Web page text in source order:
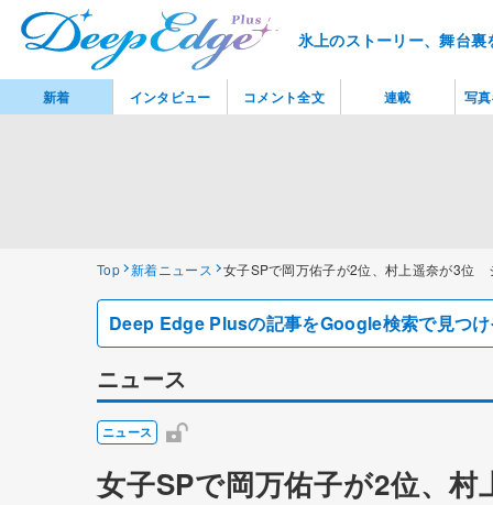
氷上のストーリー、舞台
Top 新着ニュース 女子SPで岡万佑子が2位、村上遥奈が3位
Deep Edge Plusの記事をGoogle検索で見つ
ニュース
ニュース
女子SPで岡万佑子が2位、
新着 インタビュー コメント全文 連載 写